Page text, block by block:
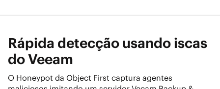
Rápida detecção usando iscas
do Veeam
O Honeypot da Object First captura agentes